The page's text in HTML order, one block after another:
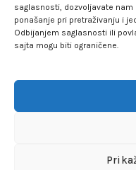
saglasnosti, dozvoljavate
ponašanje pri pretraživanju i
Odbijanjem saglasnosti ili
sajta mogu biti ograničene.
Adresa:
FLAKHOBBY